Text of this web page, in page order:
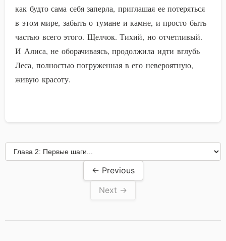
как будто сама себя заперла, приглашая ее потеряться
в этом мире, забыть о тумане и камне, и просто быть
частью всего этого. Щелчок. Тихий, но отчетливый.
И Алиса, не оборачиваясь, продолжила идти вглубь
Леса, полностью погруженная в его невероятную,
живую красоту.
← Previous
Next →